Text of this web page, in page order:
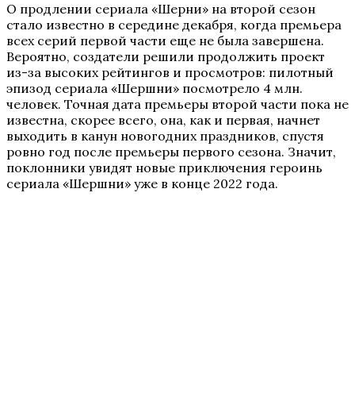
О продлении сериала «Шерни» на второй сезон
стало известно в середине декабря, когда премьера
всех серий первой части еще не была завершена.
Вероятно, создатели решили продолжить проект
из-за высоких рейтингов и просмотров: пилотный
эпизод сериала «Шершни» посмотрело 4 млн.
человек. Точная дата премьеры второй части пока не
известна, скорее всего, она, как и первая, начнет
выходить в канун новогодних праздников, спустя
ровно год после премьеры первого сезона. Значит,
поклонники увидят новые приключения героинь
сериала «Шершни» уже в конце 2022 года.